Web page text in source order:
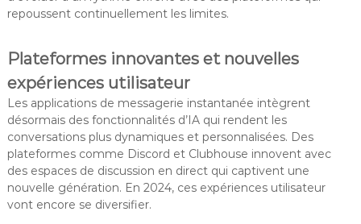
repoussent continuellement les limites.
Plateformes innovantes et nouvelles
expériences utilisateur
Les applications de messagerie instantanée intègrent
désormais des fonctionnalités d’IA qui rendent les
conversations plus dynamiques et personnalisées. Des
plateformes comme Discord et Clubhouse innovent avec
des espaces de discussion en direct qui captivent une
nouvelle génération. En 2024, ces expériences utilisateur
vont encore se diversifier.